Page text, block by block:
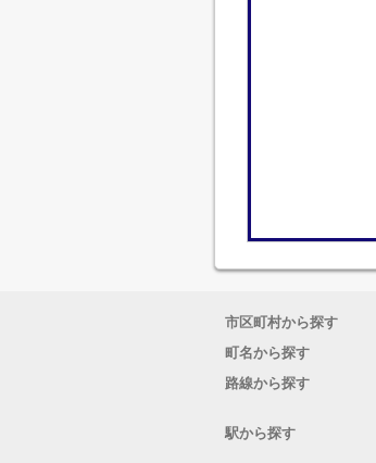
市区町村から探す
町名から探す
路線から探す
駅から探す